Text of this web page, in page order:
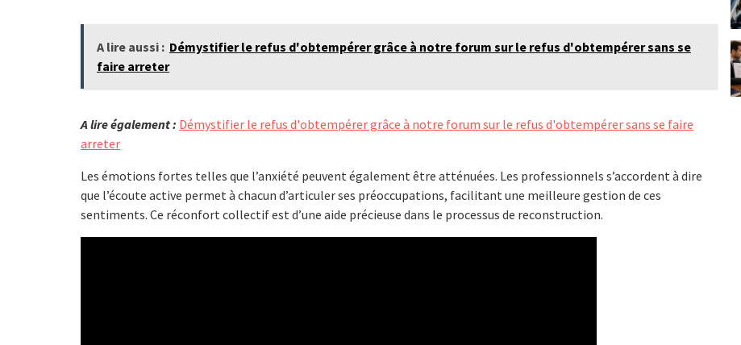
A lire aussi : Démystifier le refus d'obtempérer grâce à notre forum sur le refus d'obtempérer sans se
faire arreter
A lire également : Démystifier le refus d'obtempérer grâce à notre forum sur le refus d'obtempérer sans se faire
arreter
Les émotions fortes telles que l’anxiété peuvent également être atténuées. Les professionnels s’accordent à dire
que l’écoute active permet à chacun d’articuler ses préoccupations, facilitant une meilleure gestion de ces
sentiments. Ce réconfort collectif est d’une aide précieuse dans le processus de reconstruction.